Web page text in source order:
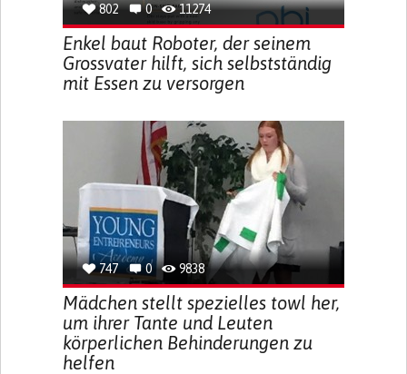
802 0 11274
Enkel baut Roboter, der seinem
Grossvater hilft, sich selbstständig
mit Essen zu versorgen
747 0 9838
Mädchen stellt spezielles towl her,
um ihrer Tante und Leuten
körperlichen Behinderungen zu
helfen